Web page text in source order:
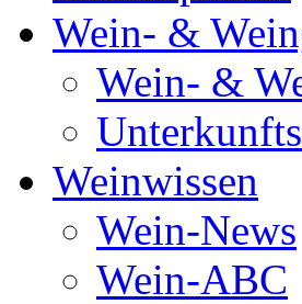
Wein- &
Wein- &
Weinwissen
Wein-News
Wein-ABC